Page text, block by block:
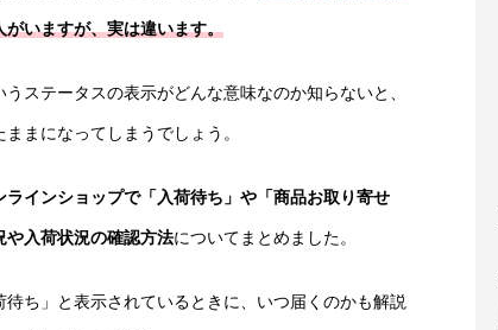
いますが、実は違います。
ステータスの表示がどんな意味なのか知らないと、
まになってしまうでしょう。
ラインショップで「入荷待ち」や「商品お取り寄せ
や入荷状況の確認方法についてまとめました。
待ち」と表示されているときに、いつ届くのかも解説